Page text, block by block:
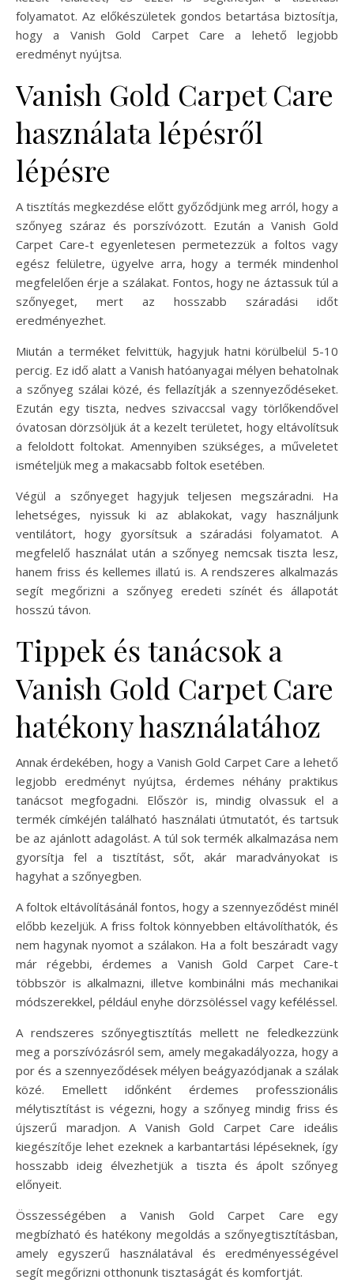
folyamatot. Az előkészületek gondos betartása biztosítja,
hogy a Vanish Gold Carpet Care a lehető legjobb
eredményt nyújtsa.
Vanish Gold Carpet Care
használata lépésről
lépésre
A tisztítás megkezdése előtt győződjünk meg arról, hogy a
szőnyeg száraz és porszívózott. Ezután a Vanish Gold
Carpet Care-t egyenletesen permetezzük a foltos vagy
egész felületre, ügyelve arra, hogy a termék mindenhol
megfelelően érje a szálakat. Fontos, hogy ne áztassuk túl a
szőnyeget, mert az hosszabb száradási időt
eredményezhet.
Miután a terméket felvittük, hagyjuk hatni körülbelül 5-10
percig. Ez idő alatt a Vanish hatóanyagai mélyen behatolnak
a szőnyeg szálai közé, és fellazítják a szennyeződéseket.
Ezután egy tiszta, nedves szivaccsal vagy törlőkendővel
óvatosan dörzsöljük át a kezelt területet, hogy eltávolítsuk
a feloldott foltokat. Amennyiben szükséges, a műveletet
ismételjük meg a makacsabb foltok esetében.
Végül a szőnyeget hagyjuk teljesen megszáradni. Ha
lehetséges, nyissuk ki az ablakokat, vagy használjunk
ventilátort, hogy gyorsítsuk a száradási folyamatot. A
megfelelő használat után a szőnyeg nemcsak tiszta lesz,
hanem friss és kellemes illatú is. A rendszeres alkalmazás
segít megőrizni a szőnyeg eredeti színét és állapotát
hosszú távon.
Tippek és tanácsok a
Vanish Gold Carpet Care
hatékony használatához
Annak érdekében, hogy a Vanish Gold Carpet Care a lehető
legjobb eredményt nyújtsa, érdemes néhány praktikus
tanácsot megfogadni. Először is, mindig olvassuk el a
termék címkéjén található használati útmutatót, és tartsuk
be az ajánlott adagolást. A túl sok termék alkalmazása nem
gyorsítja fel a tisztítást, sőt, akár maradványokat is
hagyhat a szőnyegben.
A foltok eltávolításánál fontos, hogy a szennyeződést minél
előbb kezeljük. A friss foltok könnyebben eltávolíthatók, és
nem hagynak nyomot a szálakon. Ha a folt beszáradt vagy
már régebbi, érdemes a Vanish Gold Carpet Care-t
többször is alkalmazni, illetve kombinálni más mechanikai
módszerekkel, például enyhe dörzsöléssel vagy keféléssel.
A rendszeres szőnyegtisztítás mellett ne feledkezzünk
meg a porszívózásról sem, amely megakadályozza, hogy a
por és a szennyeződések mélyen beágyazódjanak a szálak
közé. Emellett időnként érdemes professzionális
mélytisztítást is végezni, hogy a szőnyeg mindig friss és
újszerű maradjon. A Vanish Gold Carpet Care ideális
kiegészítője lehet ezeknek a karbantartási lépéseknek, így
hosszabb ideig élvezhetjük a tiszta és ápolt szőnyeg
előnyeit.
Összességében a Vanish Gold Carpet Care egy
megbízható és hatékony megoldás a szőnyegtisztításban,
amely egyszerű használatával és eredményességével
segít megőrizni otthonunk tisztaságát és komfortját.